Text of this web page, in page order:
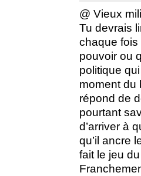
@ Vieux
Tu devrais
chaque fois
pouvoir ou
politique
moment du
répond de
pourtant
d’arriver à
qu’il ancre
fait le jeu